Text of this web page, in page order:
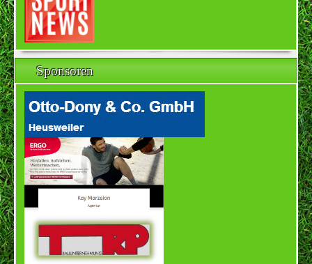
Sponsoren